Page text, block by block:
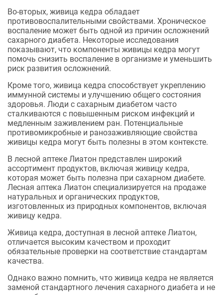
Во-вторых, живица кедра обладает
противовоспалительными свойствами. Хроническое
воспаление может быть одной из причин осложнений
сахарного диабета. Некоторые исследования
показывают, что компоненты живицы кедра могут
помочь снизить воспаление в организме и уменьшить
риск развития осложнений.
Кроме того, живица кедра способствует укреплению
иммунной системы и улучшению общего состояния
здоровья. Люди с сахарным диабетом часто
сталкиваются с повышенным риском инфекций и
медленным заживлением ран. Потенциальные
противомикробные и ранозаживляющие свойства
живицы кедра могут быть полезны в этом контексте.
В лесной аптеке Лиатон представлен широкий
ассортимент продуктов, включая живицу кедра,
которая может быть полезна при сахарном диабете.
Лесная аптека Лиатон специализируется на продаже
натуральных и органических продуктов,
изготовленных из природных компонентов, включая
живицу кедра.
Живица кедра, доступная в лесной аптеке Лиатон,
отличается высоким качеством и проходит
обязательные проверки на соответствие стандартам
качества.
Однако важно помнить, что живица кедра не является
заменой стандартного лечения сахарного диабета и не